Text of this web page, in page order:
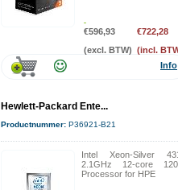
€596,93
(excl. BTW)
€722,28
(incl.
Info
Hewlett-Packard Ente...
Productnummer: P36921-B21
Intel Xeon-Silver
2.1GHz 12-core
Processor for HPE